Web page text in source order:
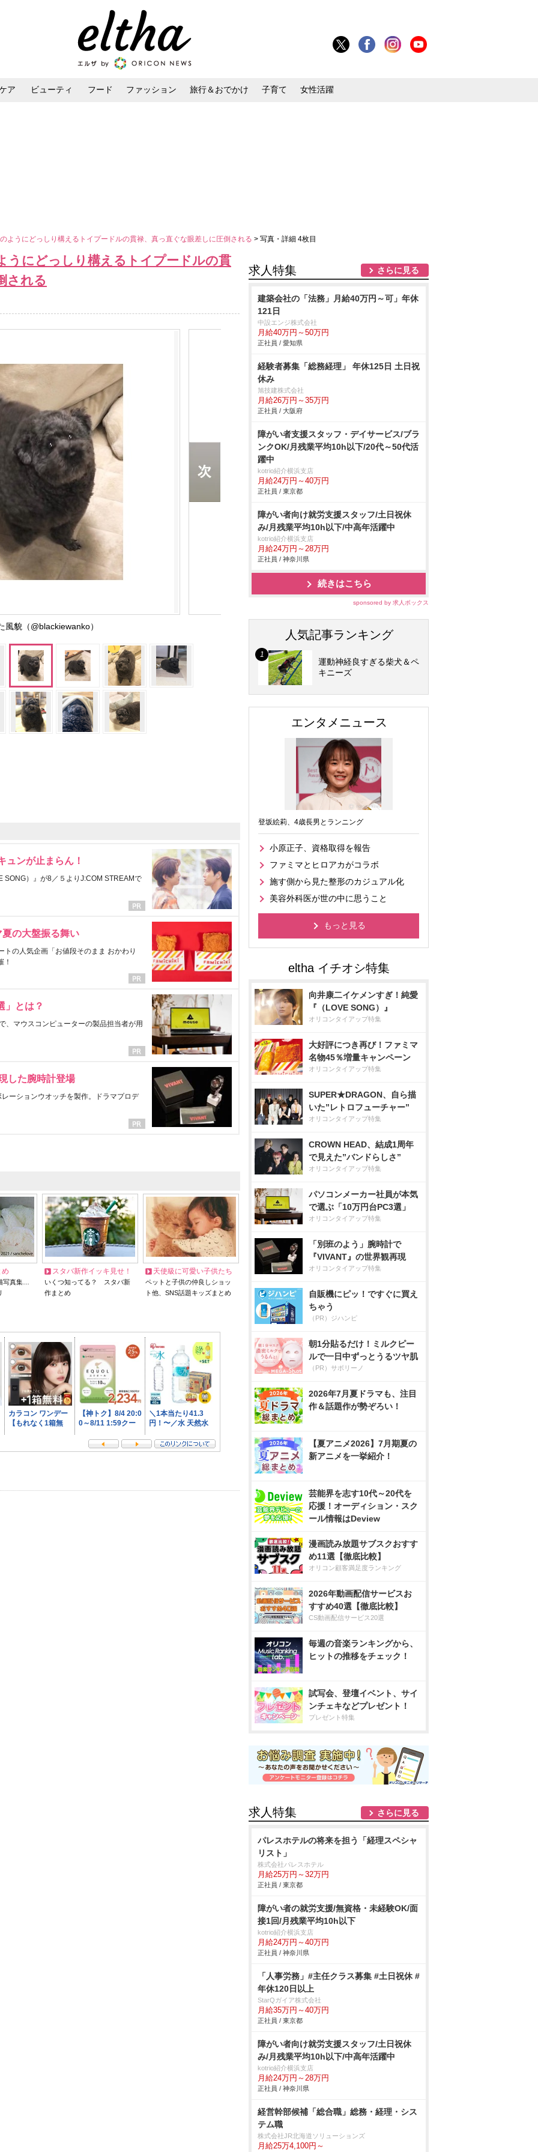
ア ビューティ フード ファッション 旅行＆おでかけ 子育て 女性活躍
うにどっしり構えるトイプードルの貫禄、真っ直ぐな眼差しに圧倒される > 写真・詳細 4枚目
にどっしり構えるトイプードルの貫
される
風貌（@blackiewanko）
ュンが止まらん！
SONG）』が8／５よりJ:COM STREAMで
の大盤振る舞い
の人気企画「お値段そのまま おかわり
！
」とは？
、マウスコンピューターの製品担当者が用
した腕時計登場
ーションウオッチを製作。ドラマプロデ
め
写真集…
スタバ新作イッキ見せ！
いくつ知ってる？ スタバ新
作まとめ
天使級に可愛い子供たち
ペットと子供の仲良しショッ
ト他、SNS話題キッズまとめ
求人特集 さらに見る
建築会社の「法務」月給40万円～可」年休
121日
中設エンジ株式会社
月給40万円～50万円
正社員 / 愛知県
経験者募集「総務経理」 年休125日 土日祝
休み
旭技建株式会社
月給26万円～35万円
正社員 / 大阪府
障がい者支援スタッフ・デイサービス/ブラ
ンクOK/月残業平均10h以下/20代～50代活
躍中
kotrio紹介横浜支店
月給24万円～40万円
正社員 / 東京都
障がい者向け就労支援スタッフ/土日祝休
み/月残業平均10h以下/中高年活躍中
kotrio紹介横浜支店
月給24万円～28万円
正社員 / 神奈川県
続きはこちら
sponsored by 求人ボックス
人気記事ランキング
運動神経良すぎる柴犬＆ペ
キニーズ
エンタメニュース
登坂絵莉、4歳長男とランニング
小原正子、資格取得を報告
ファミマとヒロアカがコラボ
施す側から見た整形のカジュアル化
美容外科医が世の中に思うこと
もっと見る
向井康二イケメンすぎ！純愛
『（LOVE SONG）』
オリコンタイアップ特集
大好評につき再び！ファミマ
名物45％増量キャンペーン
オリコンタイアップ特集
SUPER★DRAGON、自ら描
いた”レトロフューチャー”
オリコンタイアップ特集
CROWN HEAD、結成1周年
で見えた”バンドらしさ”
オリコンタイアップ特集
パソコンメーカー社員が本気
で選ぶ「10万円台PC3選」
オリコンタイアップ特集
「別班のよう」腕時計で
『VIVANT』の世界観再現
オリコンタイアップ特集
自販機にピッ！ですぐに買え
ちゃう
（PR）ジハンピ
朝1分貼るだけ！ミルクピー
ルで一日中ずっとうるツヤ肌
（PR）サボリーノ
2026年7月夏ドラマも、注目
作＆話題作が勢ぞろい！
【夏アニメ2026】7月期夏の
新アニメを一挙紹介！
芸能界を志す10代～20代を
応援！オーディション・スク
ール情報はDeview
漫画読み放題サブスクおすす
め11選【徹底比較】
オリコン顧客満足度ランキング
2026年動画配信サービスお
すすめ40選【徹底比較】
CS動画配信サービス20選
毎週の音楽ランキングから、
ヒットの推移をチェック！
試写会、登壇イベント、サイ
ンチェキなどプレゼント！
プレゼント特集
求人特集 さらに見る
パレスホテルの将来を担う「経理スペシャ
リスト」
株式会社パレスホテル
月給25万円～32万円
正社員 / 東京都
障がい者の就労支援/無資格・未経験OK/面
接1回/月残業平均10h以下
kotrio紹介横浜支店
月給24万円～40万円
正社員 / 神奈川県
「人事労務」#主任クラス募集 #土日祝休 #
年休120日以上
StarQガイア株式会社
月給35万円～40万円
正社員 / 東京都
障がい者向け就労支援スタッフ/土日祝休
み/月残業平均10h以下/中高年活躍中
kotrio紹介横浜支店
月給24万円～28万円
正社員 / 神奈川県
経営幹部候補「総合職」総務・経理・シス
テム職
株式会社JR北海道ソリューションズ
月給25万4,100円～